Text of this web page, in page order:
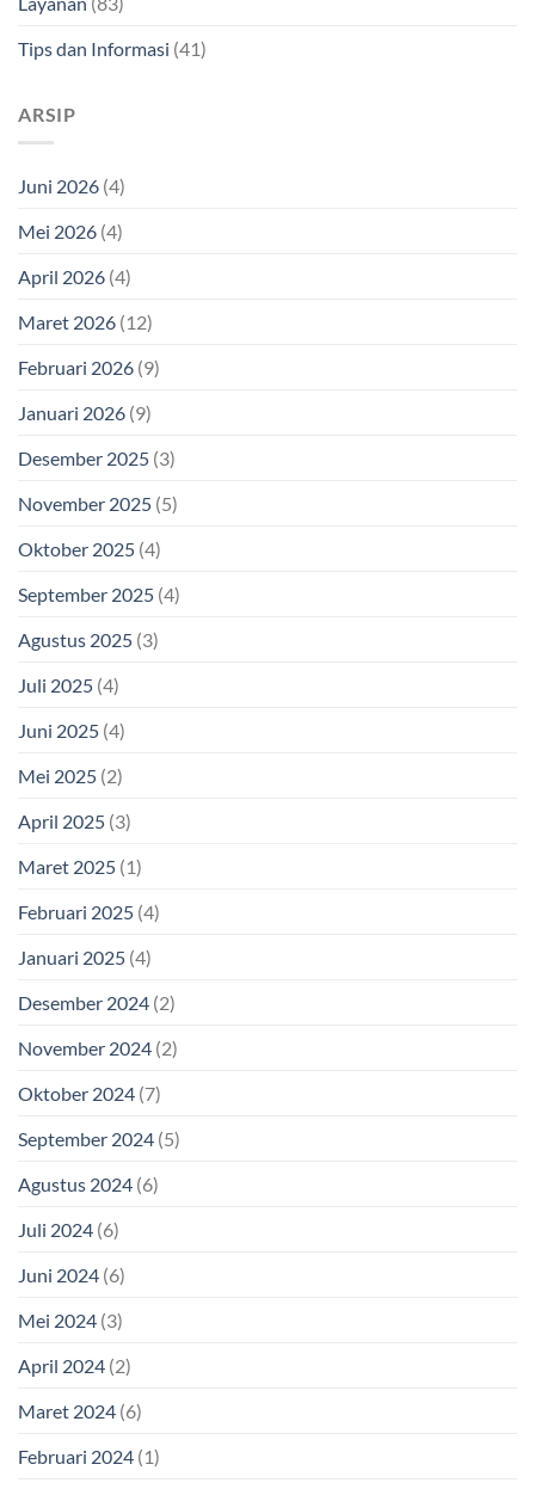
Tips dan Informasi (41)
ARSIP
Juni 2026 (4)
Mei 2026 (4)
April 2026 (4)
Maret 2026 (12)
Februari 2026 (9)
Januari 2026 (9)
Desember 2025 (3)
November 2025 (5)
Oktober 2025 (4)
September 2025 (4)
Agustus 2025 (3)
Juli 2025 (4)
Juni 2025 (4)
Mei 2025 (2)
April 2025 (3)
Maret 2025 (1)
Februari 2025 (4)
Januari 2025 (4)
Desember 2024 (2)
November 2024 (2)
Oktober 2024 (7)
September 2024 (5)
Agustus 2024 (6)
Juli 2024 (6)
Juni 2024 (6)
Mei 2024 (3)
April 2024 (2)
Maret 2024 (6)
Februari 2024 (1)